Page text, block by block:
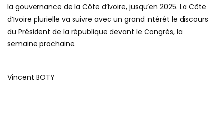
la gouvernance de la Côte d’Ivoire, jusqu’en 2025. La Côte
d’Ivoire plurielle va suivre avec un grand intérêt le discours
du Président de la république devant le Congrès, la
semaine prochaine.
Vincent BOTY